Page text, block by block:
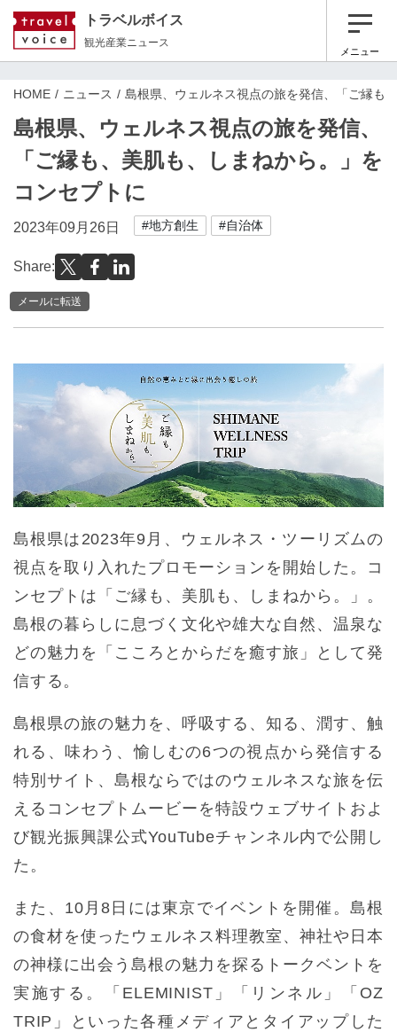
トラベルボイス
観光産業ニュース
メニュー
HOME ニュース 島根県、ウェルネス視点の旅を発信、「ご縁も
島根県、ウェルネス視点の旅を発信、
「ご縁も、美肌も、しまねから。」を
コンセプトに
2023年09月26日 #地方創生 #自治体
Share:
メールに転送
島根県は2023年9月、ウェルネス・ツーリズムの
視点を取り入れたプロモーションを開始した。コ
ンセプトは「ご縁も、美肌も、しまねから。」。
島根の暮らしに息づく文化や雄大な自然、温泉な
どの魅力を「こころとからだを癒す旅」として発
信する。
島根県の旅の魅力を、呼吸する、知る、潤す、触
れる、味わう、愉しむの6つの視点から発信する
特別サイト、島根ならではのウェルネスな旅を伝
えるコンセプトムービーを特設ウェブサイトおよ
び観光振興課公式YouTubeチャンネル内で公開し
た。
また、10月8日には東京でイベントを開催。島根
の食材を使ったウェルネス料理教室、神社や日本
の神様に出会う島根の魅力を探るトークベントを
実施する。「ELEMINIST」「リンネル」「OZ
TRIP」といった各種メディアとタイアップした